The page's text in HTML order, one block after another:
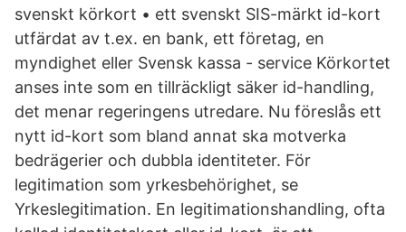
svenskt körkort • ett svenskt SIS-märkt id-kort
utfärdat av t.ex. en bank, ett företag, en
myndighet eller Svensk kassa - service Körkortet
anses inte som en tillräckligt säker id-handling,
det menar regeringens utredare. Nu föreslås ett
nytt id-kort som bland annat ska motverka
bedrägerier och dubbla identiteter. För
legitimation som yrkesbehörighet, se
Yrkeslegitimation. En legitimationshandling, ofta